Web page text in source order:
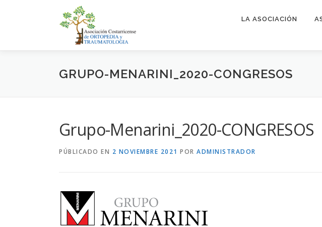
LA ASOCIACIÓN
GRUPO-MENARINI_2020-CONGRESOS
Grupo-Menarini_2020-CONGRESOS
PÚBLICADO EN 2 NOVIEMBRE 2021 POR ADMINISTRADOR